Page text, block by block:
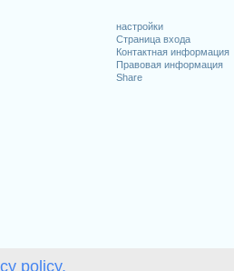
policy.
настройки
Страница входа
Контактная информация
Правовая информация
Share